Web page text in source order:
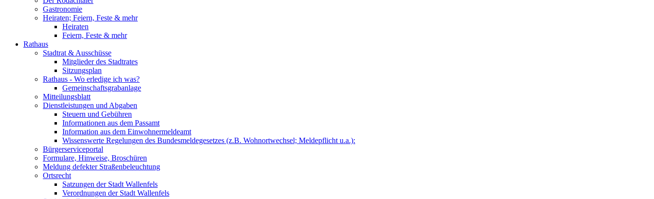
Gastronomie
Heiraten; Feiern, Feste & mehr
Heiraten
Feiern, Feste & mehr
Rathaus
Stadtrat & Ausschüsse
Mitglieder des Stadtrates
Sitzungsplan
Rathaus - Wo erledige ich was?
Gemeinschaftsgrabanlage
Mitteilungsblatt
Dienstleistungen und Abgaben
Steuern und Gebühren
Informationen aus dem Passamt
Information aus dem Einwohnermeldeamt
Wissenswerte Regelungen des Bundesmeldegesetzes (z.B. Wohnortwechsel; Meldepflicht u.a.):
Bürgerserviceportal
Formulare, Hinweise, Broschüren
Meldung defekter Straßenbeleuchtung
Ortsrecht
Satzungen der Stadt Wallenfels
Verordnungen der Stadt Wallenfels